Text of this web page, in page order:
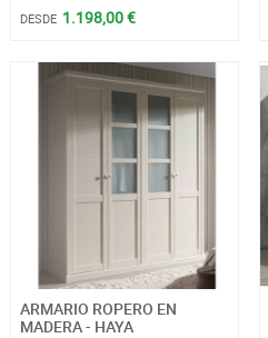
DESDE 1.198,00 €
ARMARIO ROPERO EN
MADERA - HAYA